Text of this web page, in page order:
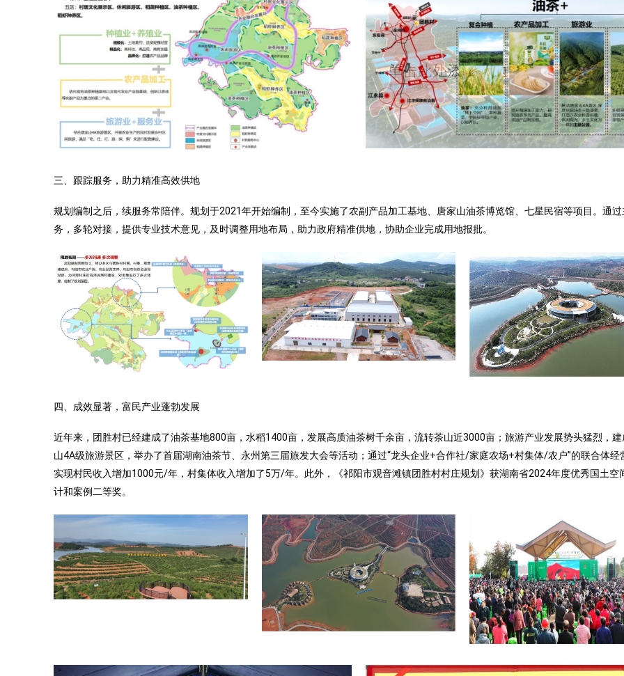
三、跟踪服务，助力精准高效供地
规划编制之后，续服务常陪伴。规划于2021年开始编制，至今实施了农副产品加工基地、唐家山油茶博览馆、七星民宿等项目。通
务，多轮对接，提供专业技术意见，及时调整用地布局，助力政府精准供地，协助企业完成用地报批。
四、成效显著，富民产业蓬勃发展
近年来，团胜村已经建成了油茶基地800亩，水稻1400亩，发展高质油茶树千余亩，流转茶山近3000亩；旅游产业发展势头猛烈，
山4A级旅游景区，举办了首届湖南油茶节、永州第三届旅发大会等活动；通过“龙头企业+合作社/家庭农场+村集体/农户”的联合体经
实现村民收入增加1000元/年，村集体收入增加了5万/年。此外，《祁阳市观音滩镇团胜村村庄规划》获湖南省2024年度优秀国土空
计和案例二等奖。